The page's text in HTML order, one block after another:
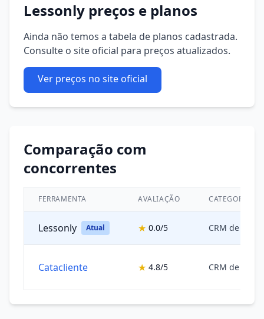
Lessonly preços e planos
Ainda não temos a tabela de planos cadastrada.
Consulte o site oficial para preços atualizados.
Ver preços no site oficial
Comparação com
concorrentes
FERRAMENTA AVALIAÇÃO CATEGORIA
Lessonly Atual ★ 0.0/5 CRM de
Catacliente ★ 4.8/5 CRM de